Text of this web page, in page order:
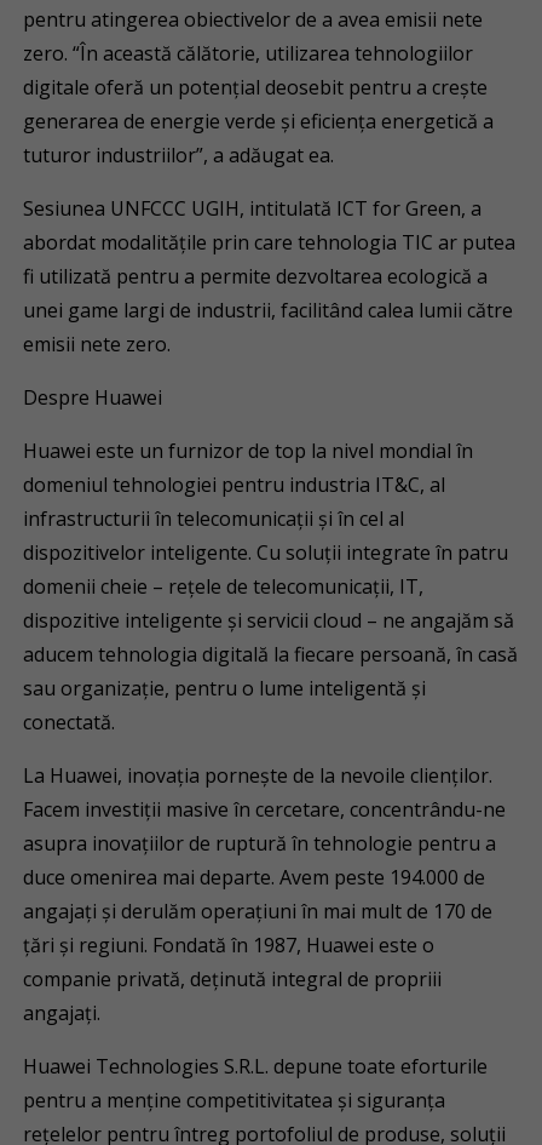
pentru atingerea obiectivelor de a avea emisii nete
zero. “În această călătorie, utilizarea tehnologiilor
digitale oferă un potențial deosebit pentru a crește
generarea de energie verde și eficiența energetică a
tuturor industriilor”, a adăugat ea.
Sesiunea UNFCCC UGIH, intitulată ICT for Green, a
abordat modalitățile prin care tehnologia TIC ar putea
fi utilizată pentru a permite dezvoltarea ecologică a
unei game largi de industrii, facilitând calea lumii către
emisii nete zero.
Despre Huawei
Huawei este un furnizor de top la nivel mondial în
domeniul tehnologiei pentru industria IT&C, al
infrastructurii în telecomunicații și în cel al
dispozitivelor inteligente. Cu soluții integrate în patru
domenii cheie – rețele de telecomunicații, IT,
dispozitive inteligente și servicii cloud – ne angajăm să
aducem tehnologia digitală la fiecare persoană, în casă
sau organizație, pentru o lume inteligentă și
conectată.
La Huawei, inovația pornește de la nevoile clienților.
Facem investiții masive în cercetare, concentrându-ne
asupra inovațiilor de ruptură în tehnologie pentru a
duce omenirea mai departe. Avem peste 194.000 de
angajați și derulăm operațiuni în mai mult de 170 de
țări și regiuni. Fondată în 1987, Huawei este o
companie privată, deținută integral de propriii
angajați.
Huawei Technologies S.R.L. depune toate eforturile
pentru a menține competitivitatea și siguranța
rețelelor pentru întreg portofoliul de produse, soluții